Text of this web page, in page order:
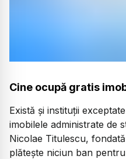
Cine ocupă gratis
Există și instituții
imobilele administrate de
Nicolae Titulescu,
plătește niciun ban